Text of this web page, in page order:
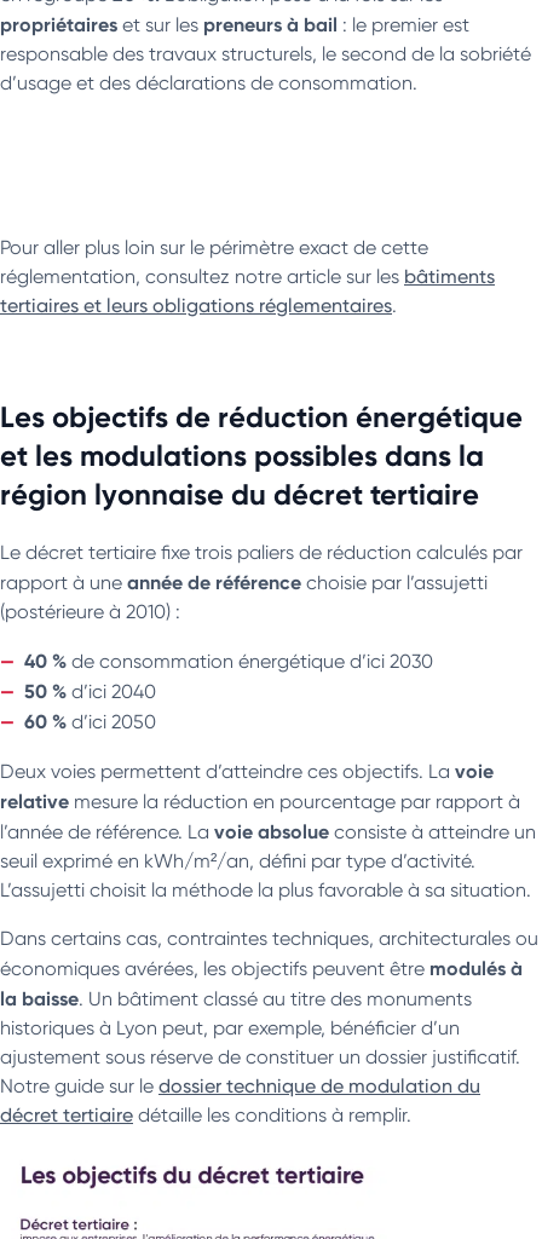
propriétaires et sur les preneurs à bail : le premier est
responsable des travaux structurels, le second de la sobriété
d’usage et des déclarations de consommation.
Pour aller plus loin sur le périmètre exact de cette
réglementation, consultez notre article sur les bâtiments
tertiaires et leurs obligations réglementaires.
Les objectifs de réduction énergétique
et les modulations possibles dans la
région lyonnaise du décret tertiaire
Le décret tertiaire fixe trois paliers de réduction calculés par
rapport à une année de référence choisie par l’assujetti
(postérieure à 2010) :
40 % de consommation énergétique d’ici 2030
50 % d’ici 2040
60 % d’ici 2050
Deux voies permettent d’atteindre ces objectifs. La voie
relative mesure la réduction en pourcentage par rapport à
l’année de référence. La voie absolue consiste à atteindre un
seuil exprimé en kWh/m²/an, défini par type d’activité.
L’assujetti choisit la méthode la plus favorable à sa situation.
Dans certains cas, contraintes techniques, architecturales ou
économiques avérées, les objectifs peuvent être modulés à
la baisse. Un bâtiment classé au titre des monuments
historiques à Lyon peut, par exemple, bénéficier d’un
ajustement sous réserve de constituer un dossier justificatif.
Notre guide sur le dossier technique de modulation du
décret tertiaire détaille les conditions à remplir.